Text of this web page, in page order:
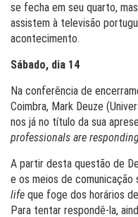
se fecha em seu quarto,
assistem à televisão
acontecimento.
Sábado, dia 14
Na conferência de
Coimbra, Mark Deuze
nos já no título da sua
professionals are
A partir desta questão de
e os meios de comunicação
life que foge dos horários
Para tentar respondê-la,